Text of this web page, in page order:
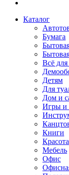
Каталог
Бумага
Всё
Детям
Для
Дом и
Игры и
Книги
Мебель
Офис